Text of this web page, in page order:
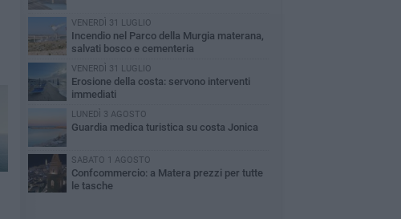
VENERDÌ 31 LUGLIO
Incendio nel Parco della Murgia materana,
salvati bosco e cementeria
VENERDÌ 31 LUGLIO
Erosione della costa: servono interventi
immediati
LUNEDÌ 3 AGOSTO
Guardia medica turistica su costa Jonica
SABATO 1 AGOSTO
Confcommercio: a Matera prezzi per tutte
le tasche